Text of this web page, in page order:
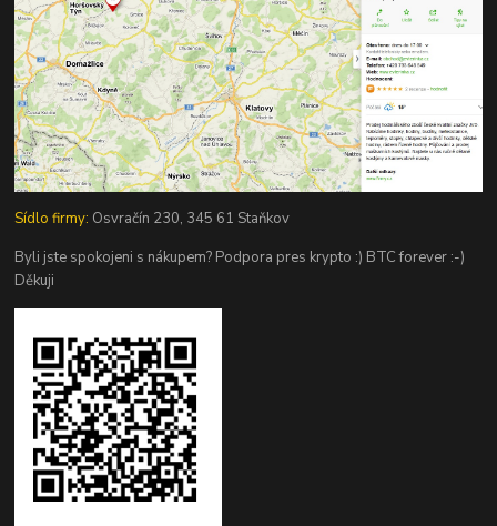
Sídlo firmy: Osvračín 230, 345 61 Staňkov
Byli jste spokojeni s nákupem? Podpora pres krypto :) BTC forever :-)
Děkuji